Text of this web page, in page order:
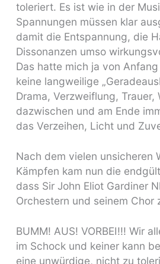
toleriert. Es ist wie in der
Spannungen müssen klar
damit die Entspannung, die
Dissonanzen umso
Das hatte mich ja von
keine langweilige
Drama, Verzweiflung, Trauer,
dazwischen und am Ende
das Verzeihen, Licht und
Nach dem vielen unsicheren
Kämpfen kam nun die
dass Sir John Eliot Gardiner
Orchestern und seinem Chor
BUMM! AUS! VORBEI!!! Wir
im Schock und keiner kann
eine unwürdige, nicht zu